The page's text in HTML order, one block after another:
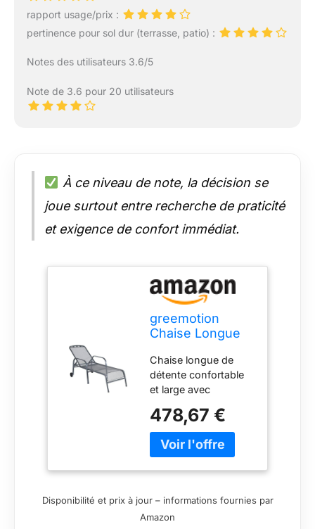
rapport usage/prix :
pertinence pour sol dur (terrasse, patio) :
Notes des utilisateurs 3.6/5
Note de 3.6 pour 20 utilisateurs
À ce niveau de note, la décision se
joue surtout entre recherche de praticité
et exigence de confort immédiat.
greemotion
Chaise Longue
Toulouse, Bain
de Soleil en
Acier Plastifié,
Transat de Plage
avec Roulettes,
190 x 70 x 56
cm, Gris Fer
Chaise longue de
détente confortable
et large avec
de couchage. Bain de
soleil en métal
déployé plastifié -
soleil pliable avec
structure en acier
478,67 €
Disponibilité et prix à jour – informations fournies par
Amazon